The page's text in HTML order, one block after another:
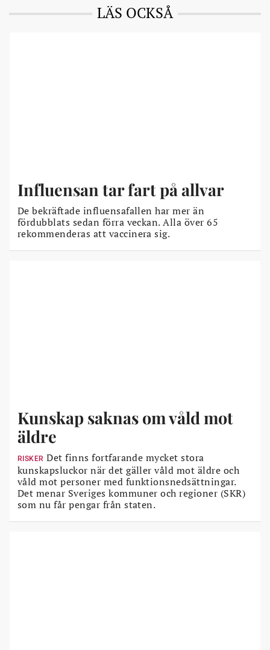
LÄS OCKSÅ
Influensan tar fart på allvar
De bekräftade influensafallen har mer än
fördubblats sedan förra veckan. Alla över 65
rekommenderas att vaccinera sig.
Kunskap saknas om våld mot
äldre
RISKER Det finns fortfarande mycket stora
kunskapsluckor när det gäller våld mot äldre och
våld mot personer med funktionsnedsättningar.
Det menar Sveriges kommuner och regioner (SKR)
som nu får pengar från staten.